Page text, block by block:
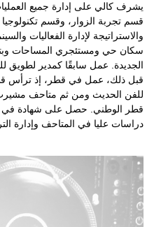
يشرف كالي على إدارة جميع
قسم تجربة الزوار، وقسم
والاستراتيجة لإدارة الفعاليات
سكان حي ومستئجري المساحات
الجديدة. عمل سابقًا كمدير لطويق
قبل ذلك، عمل في قطر، إذ ترأس
للفن الحديث ومن ثم متاحف
قطر الوطني. حصل على شهادة في
دراسات عليا في المتاحف وإدارة